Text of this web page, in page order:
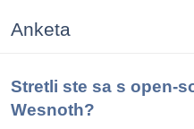
Anketa
Stretli ste sa s open-
Wesnoth?